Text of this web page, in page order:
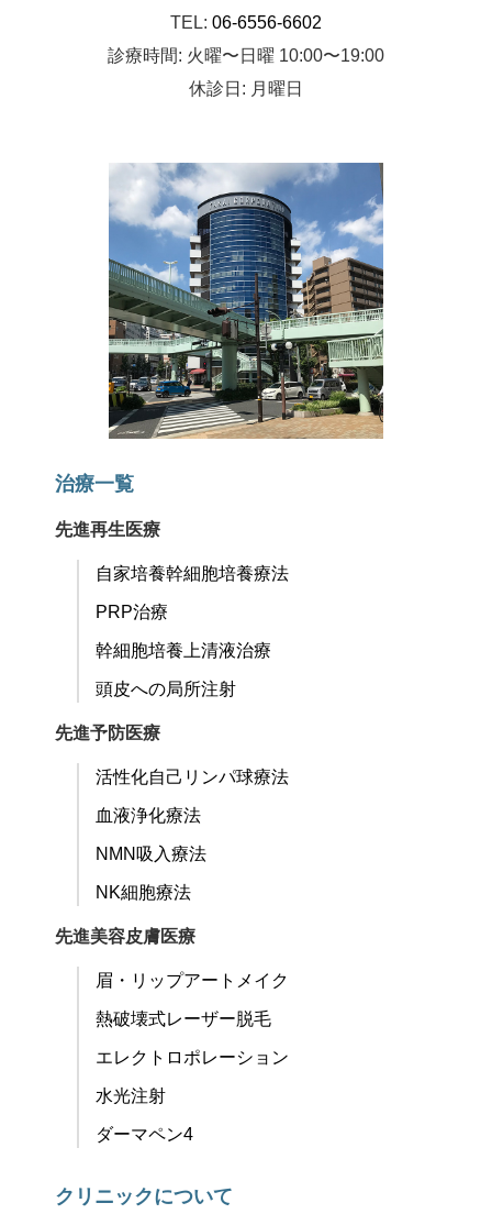
TEL: 06-6556-6602
診療時間: 火曜〜日曜 10:00〜19:00
休診日: 月曜日
治療一覧
先進再生医療
自家培養幹細胞培養療法
PRP治療
幹細胞培養上清液治療
頭皮への局所注射
先進予防医療
活性化自己リンパ球療法
血液浄化療法
NMN吸入療法
NK細胞療法
先進美容皮膚医療
眉・リップアートメイク
熱破壊式レーザー脱毛
エレクトロポレーション
水光注射
ダーマペン4
クリニックについて